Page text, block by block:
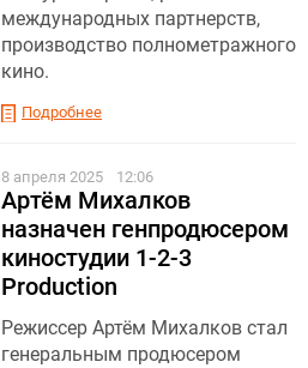
международных партнерств,
производство полнометражного
кино.
Подробнее
8 апреля 2025 12:06
Артём Михалков
назначен генпродюсером
киностудии 1-2-3
Production
Режиссер Артём Михалков стал
генеральным продюсером